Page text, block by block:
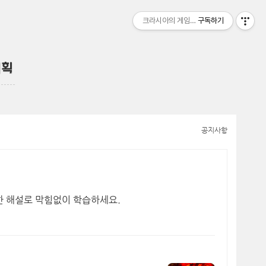
공지사항
해설로 막힘없이 학습하세요.
크라시아의 게임 디자인
구독하기